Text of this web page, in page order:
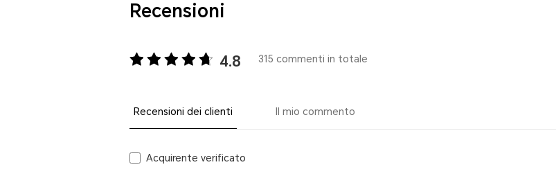
Recensioni
4.8 315 commenti in totale
Recensioni dei clienti Il mio commento
Acquirente verificato